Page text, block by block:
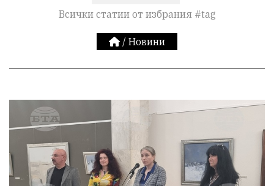
Всички статии от избрания #tag
/ Новини